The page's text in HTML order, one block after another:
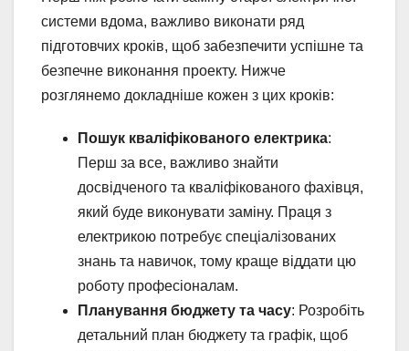
системи вдома, важливо виконати ряд
підготовчих кроків, щоб забезпечити успішне та
безпечне виконання проекту. Нижче
розглянемо докладніше кожен з цих кроків:
Пошук кваліфікованого електрика:
Перш за все, важливо знайти
досвідченого та кваліфікованого фахівця,
який буде виконувати заміну. Праця з
електрикою потребує спеціалізованих
знань та навичок, тому краще віддати цю
роботу професіоналам.
Планування бюджету та часу: Розробіть
детальний план бюджету та графік, щоб